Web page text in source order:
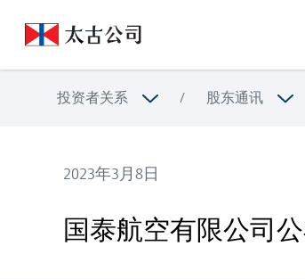
投资者关系 / 股东通讯
2023年3月8日
国泰航空有限公司